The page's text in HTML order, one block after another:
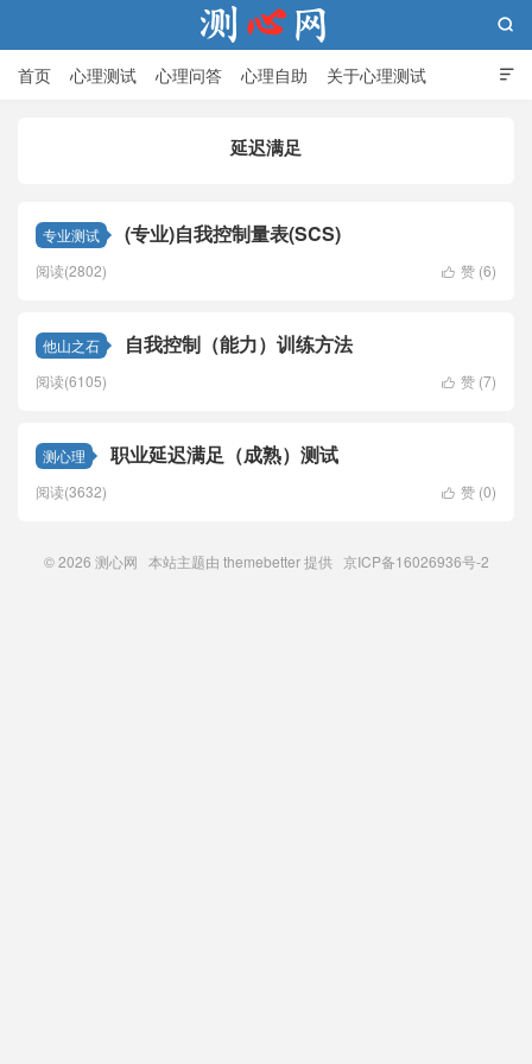

首页 心理测试 心理问答 心理自助 关于心理测试

延迟满足
专业测试 (专业)自我控制量表(SCS)
 赞 (6)
阅读(2802)
他山之石 自我控制（能力）训练方法
 赞 (7)
阅读(6105)
测心理 职业延迟满足（成熟）测试
 赞 (0)
阅读(3632)
© 2026 测心网 本站主题由 themebetter提供 京ICP备16026936号-2